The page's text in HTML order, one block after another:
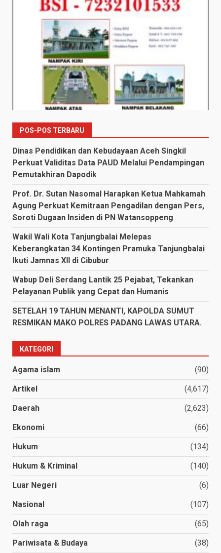
POS-POS TERBARU
Dinas Pendidikan dan Kebudayaan Aceh Singkil
Perkuat Validitas Data PAUD Melalui Pendampingan
Pemutakhiran Dapodik
Prof. Dr. Sutan Nasomal Harapkan Ketua Mahkamah
Agung Perkuat Kemitraan Pengadilan dengan Pers,
Soroti Dugaan Insiden di PN Watansoppeng
Wakil Wali Kota Tanjungbalai Melepas
Keberangkatan 34 Kontingen Pramuka Tanjungbalai
Ikuti Jamnas XII di Cibubur
Wabup Deli Serdang Lantik 25 Pejabat, Tekankan
Pelayanan Publik yang Cepat dan Humanis
SETELAH 19 TAHUN MENANTI, KAPOLDA SUMUT
RESMIKAN MAKO POLRES PADANG LAWAS UTARA.
KATEGORI
Agama islam (90)
Artikel (4,617)
Daerah (2,623)
Ekonomi (66)
Hukum (134)
Hukum & Kriminal (140)
Luar Negeri (6)
Nasional (107)
Olah raga (65)
Pariwisata & Budaya (38)